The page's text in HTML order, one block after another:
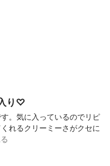
り♡
。気に入っているのでリピ
れるクリーミーさがクセに